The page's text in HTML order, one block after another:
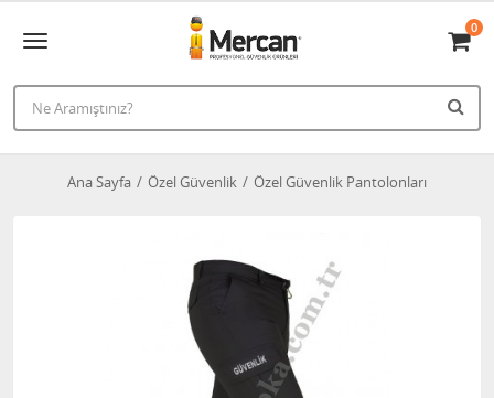
0
Ana Sayfa Özel Güvenlik Özel Güvenlik Pantolonları